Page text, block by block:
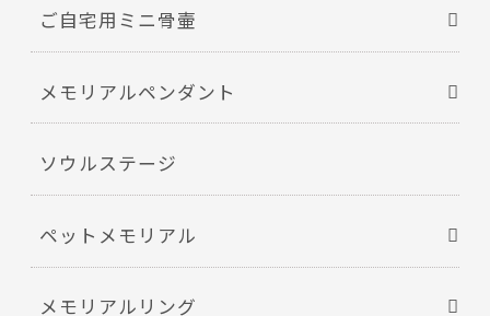
ご自宅用ミニ骨壷
メモリアルペンダント
ソウルステージ
ペットメモリアル
メモリアルリング